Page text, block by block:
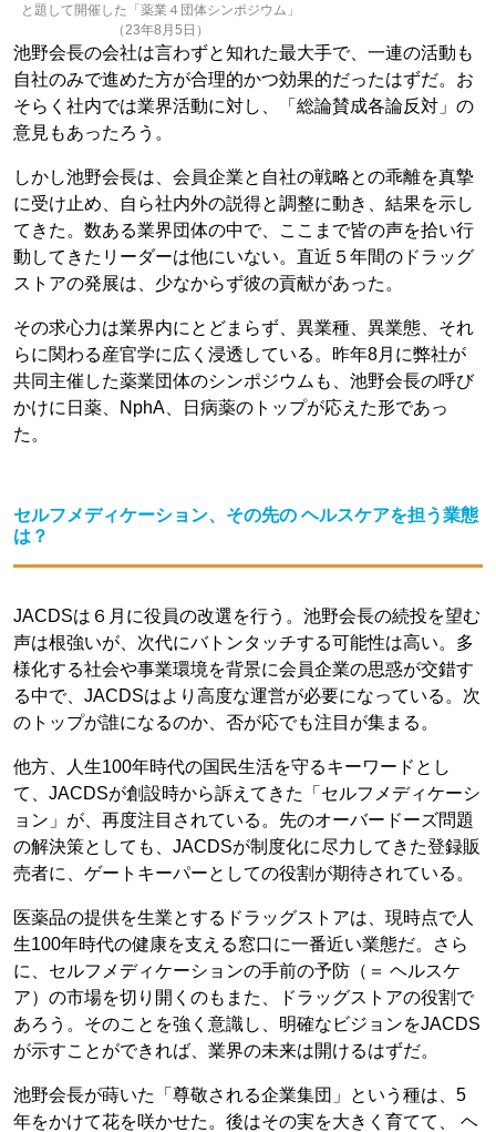
と題して開催した「薬業４団体シンポジウム」
（23年8月5日）
池野会長の会社は言わずと知れた最大手で、一連の活動も
自社のみで進めた方が合理的かつ効果的だったはずだ。お
そらく社内では業界活動に対し、「総論賛成各論反対」の
意見もあったろう。
しかし池野会長は、会員企業と自社の戦略との乖離を真摯
に受け止め、自ら社内外の説得と調整に動き、結果を示し
てきた。数ある業界団体の中で、ここまで皆の声を拾い行
動してきたリーダーは他にいない。直近５年間のドラッグ
ストアの発展は、少なからず彼の貢献があった。
その求心力は業界内にとどまらず、異業種、異業態、それ
らに関わる産官学に広く浸透している。昨年8月に弊社が
共同主催した薬業団体のシンポジウムも、池野会長の呼び
かけに日薬、NphA、日病薬のトップが応えた形であっ
た。
セルフメディケーション、その先の ヘルスケアを担う業態
は？
JACDSは６月に役員の改選を行う。池野会長の続投を望む
声は根強いが、次代にバトンタッチする可能性は高い。多
様化する社会や事業環境を背景に会員企業の思惑が交錯す
る中で、JACDSはより高度な運営が必要になっている。次
のトップが誰になるのか、否が応でも注目が集まる。
他方、人生100年時代の国民生活を守るキーワードとし
て、JACDSが創設時から訴えてきた「セルフメディケーシ
ョン」が、再度注目されている。先のオーバードーズ問題
の解決策としても、JACDSが制度化に尽力してきた登録販
売者に、ゲートキーパーとしての役割が期待されている。
医薬品の提供を生業とするドラッグストアは、現時点で人
生100年時代の健康を支える窓口に一番近い業態だ。さら
に、セルフメディケーションの手前の予防（＝ ヘルスケ
ア）の市場を切り開くのもまた、ドラッグストアの役割で
あろう。そのことを強く意識し、明確なビジョンをJACDS
が示すことができれば、業界の未来は開けるはずだ。
池野会長が蒔いた「尊敬される企業集団」という種は、5
年をかけて花を咲かせた。後はその実を大きく育てて、 ヘ